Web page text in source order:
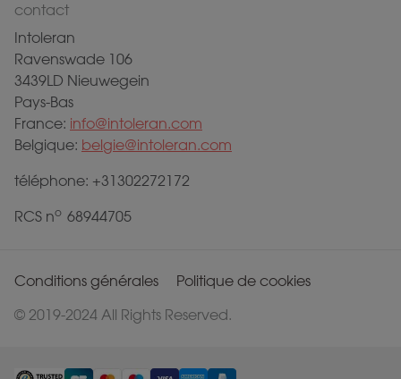
contact
Intoleran
Ravenswade 106
3439LD Nieuwegein
Pays-Bas
France: info@intoleran.com
Belgique: belgie@intoleran.com
téléphone: +31302272172
RCS no 68944705
© 2019-2024 All Rights Reserved.
Conditions générales Politique de cookies